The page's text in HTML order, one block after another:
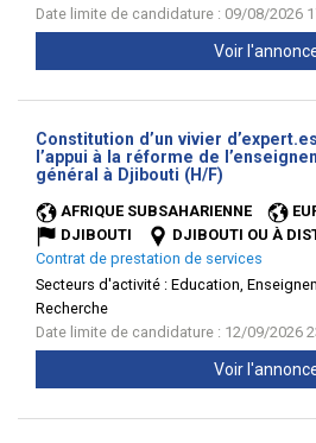
Date limite de candidature : 09/08/2026
Voir
Constitution d’un vivier
l’appui à la réforme de
général à Djibouti (H/F)
AFRIQUE SUBSAHARIENNE
DJIBOUTI
DJIBOUTI OU À
Contrat de prestation de services
Secteurs d'activité : Education,
Recherche
Date limite de candidature : 12/09/2026
Voir